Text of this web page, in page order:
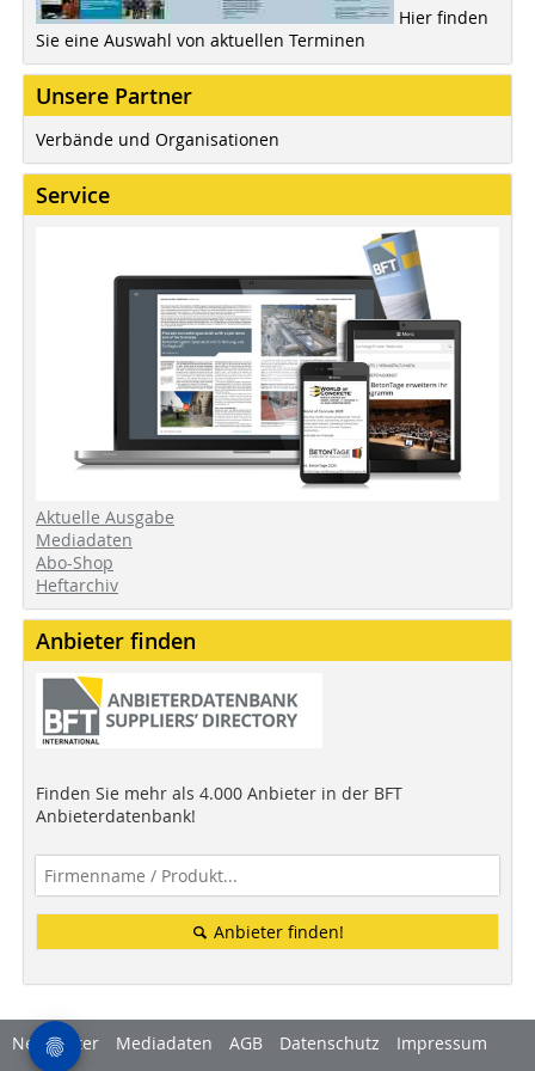
Hier finden
Sie eine Auswahl von aktuellen Terminen
Unsere Partner
Verbände und Organisationen
Service
Aktuelle Ausgabe
Mediadaten
Abo-Shop
Heftarchiv
Anbieter finden
Finden Sie mehr als 4.000 Anbieter in der BFT
Anbieterdatenbank!
Anbieter finden!
Newsletter Mediadaten AGB Datenschutz
Impressum